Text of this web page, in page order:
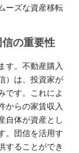
ーズな資産移転
の重要性
す。不動産購入
）は、投資家が
です。これによ
からの家賃収入
自体が資産とし
。団信を活用す
することができ